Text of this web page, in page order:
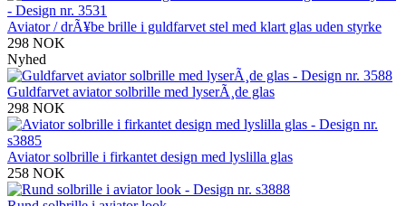
Aviator / drÃ¥be brille i guldfarvet stel med klart glas uden styrke
298 NOK
Nyhed
Guldfarvet aviator solbrille med lyserÃ¸de glas
298 NOK
Aviator solbrille i firkantet design med lyslilla glas
258 NOK